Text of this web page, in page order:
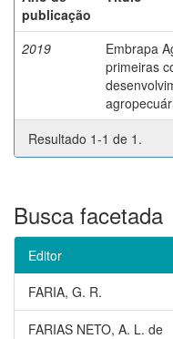
publicação
2019
Embrapa
primeiras
Resultado 1-1 de 1.
Busca facetada
Editor
FARIA, G. R.
FARIAS NETO, A. L. de